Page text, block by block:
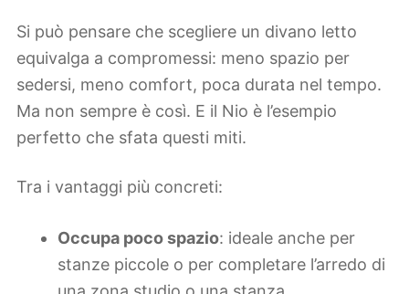
Si può pensare che scegliere un divano letto
equivalga a compromessi: meno spazio per
sedersi, meno comfort, poca durata nel tempo.
Ma non sempre è così. E il Nio è l’esempio
perfetto che sfata questi miti.
Tra i vantaggi più concreti:
Occupa poco spazio: ideale anche per
stanze piccole o per completare l’arredo di